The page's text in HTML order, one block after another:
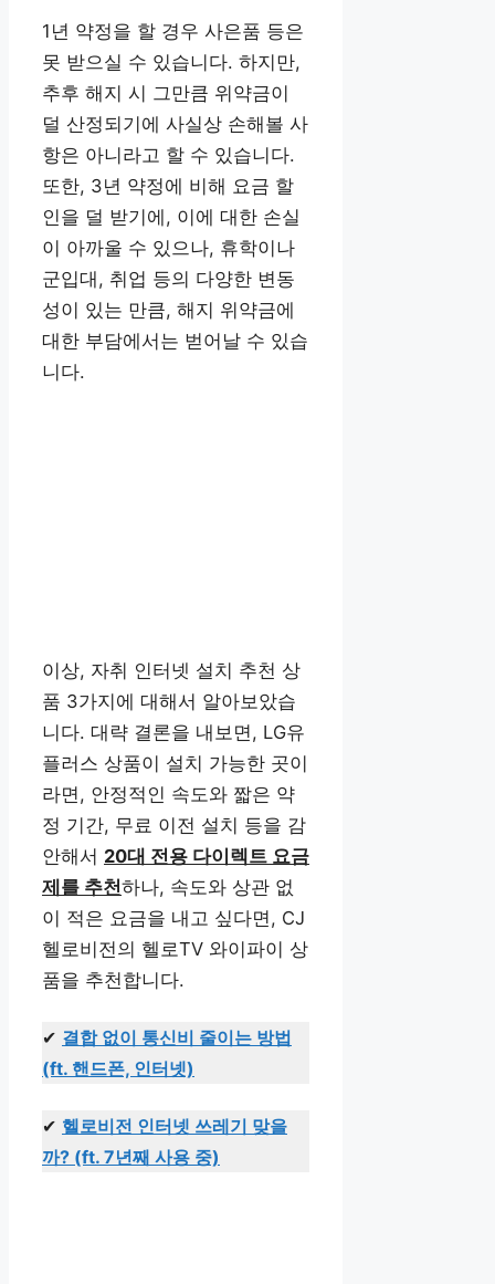
1년 약정을 할 경우 사은품 등은
못 받으실 수 있습니다. 하지만,
추후 해지 시 그만큼 위약금이
덜 산정되기에 사실상 손해볼 사
항은 아니라고 할 수 있습니다.
또한, 3년 약정에 비해 요금 할
인을 덜 받기에, 이에 대한 손실
이 아까울 수 있으나, 휴학이나
군입대, 취업 등의 다양한 변동
성이 있는 만큼, 해지 위약금에
대한 부담에서는 벋어날 수 있습
니다.
이상, 자취 인터넷 설치 추천 상
품 3가지에 대해서 알아보았습
니다. 대략 결론을 내보면, LG유
플러스 상품이 설치 가능한 곳이
라면, 안정적인 속도와 짧은 약
정 기간, 무료 이전 설치 등을 감
안해서 20대 전용 다이렉트 요금
제를 추천하나, 속도와 상관 없
이 적은 요금을 내고 싶다면, CJ
헬로비전의 헬로TV 와이파이 상
품을 추천합니다.
✔ 결합 없이 통신비 줄이는 방법
(ft. 핸드폰, 인터넷)
✔ 헬로비전 인터넷 쓰레기 맞을
까? (ft. 7년째 사용 중)